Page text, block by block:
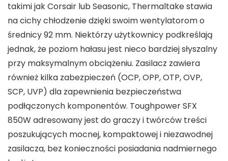
takimi jak Corsair lub Seasonic, Thermaltake stawia
na cichy chłodzenie dzięki swoim wentylatorom o
średnicy 92 mm. Niektórzy użytkownicy podkreślają
jednak, że poziom hałasu jest nieco bardziej słyszalny
przy maksymalnym obciążeniu. Zasilacz zawiera
również kilka zabezpieczeń (OCP, OPP, OTP, OVP,
SCP, UVP) dla zapewnienia bezpieczeństwa
podłączonych komponentów. Toughpower SFX
850W adresowany jest do graczy i twórców treści
poszukujących mocnej, kompaktowej i niezawodnej
zasilacza, bez konieczności posiadania nadmiernego